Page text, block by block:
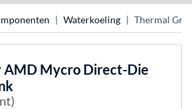
Waterkoeling Thermal
AMD Mycro Direct-Die